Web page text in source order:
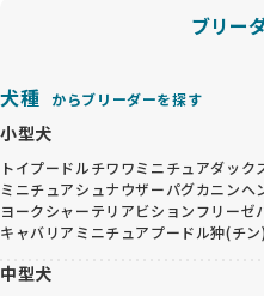
ブリー
犬種 からブリーダーを探す
小型犬
トイプードルチワワミニチュアダック
ミニチュアシュナウザーパグカニンヘ
ヨークシャーテリアビションフリーゼ
キャバリア ミニチュアプードル狆(チン)
中型犬